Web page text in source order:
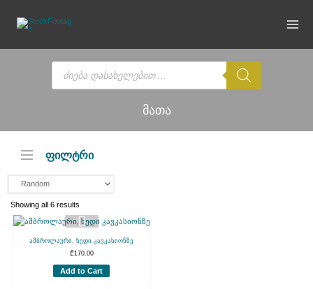
content
Products
search
მათა
ფილტრი
Showing all 6 results
ამბროლაური, ხედი კავკასიონზე
₾170.00
Add to Cart